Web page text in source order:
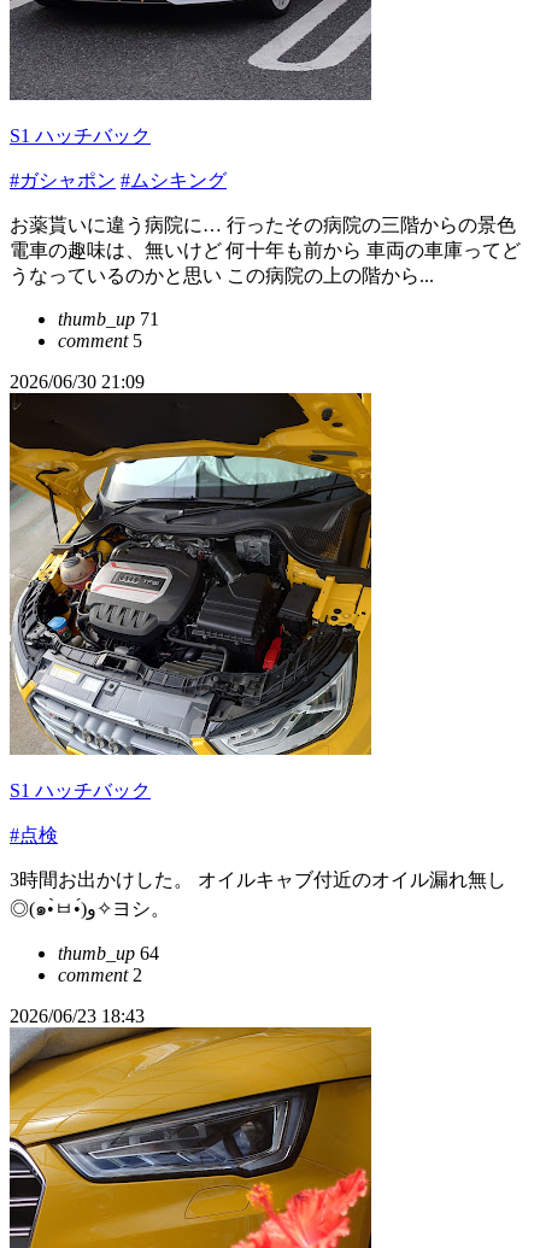
S1 ハッチバック
#ガシャポン #ムシキング
お薬貰いに違う病院に… 行ったその病院の三階からの景色
電車の趣味は、無いけど 何十年も前から 車両の車庫ってど
うなっているのかと思い この病院の上の階から...
thumb_up 71
comment5
2026/06/30 21:09
S1 ハッチバック
#点検
3時間お出かけした。 オイルキャブ付近のオイル漏れ無し
◎(๑•̀ㅂ•́)و✧ヨシ。
thumb_up 64
comment2
2026/06/23 18:43